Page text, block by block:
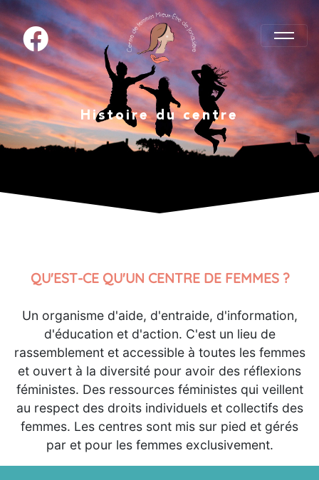
Histoire du centre
QU'EST-CE QU'UN CENTRE DE FEMMES ?
Un organisme d'aide, d'entraide, d'information,
d'éducation et d'action. C'est un lieu de
rassemblement et accessible à toutes les femmes
et ouvert à la diversité pour avoir des réflexions
féministes. Des ressources féministes qui veillent
au respect des droits individuels et collectifs des
femmes. Les centres sont mis sur pied et gérés
par et pour les femmes exclusivement.